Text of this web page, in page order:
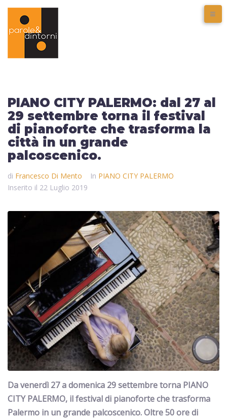
PIANO CITY PALERMO: dal 27 al
29 settembre torna il festival
di pianoforte che trasforma la
città in un grande
palcoscenico.
di Francesco Di Mento In PIANO CITY PALERMO
Inserito il 22 Luglio 2019
Da venerdì 27 a domenica 29 settembre torna PIANO
CITY PALERMO, il festival di pianoforte che trasforma
Palermo in un grande palcoscenico. Oltre 50 ore di